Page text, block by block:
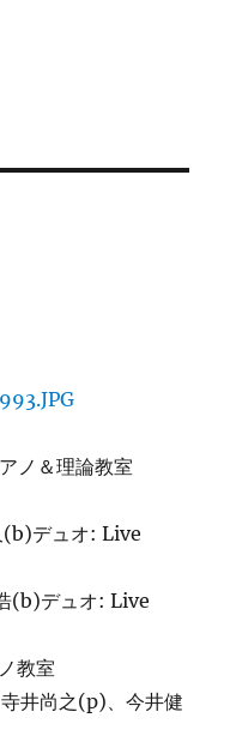
ノ＆理論教室
(b)デュオ: Live
(b)デュオ: Live
教室
井尚之(p)、今井健